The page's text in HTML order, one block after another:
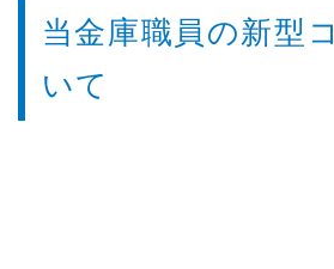
当金庫職員の新型
いて